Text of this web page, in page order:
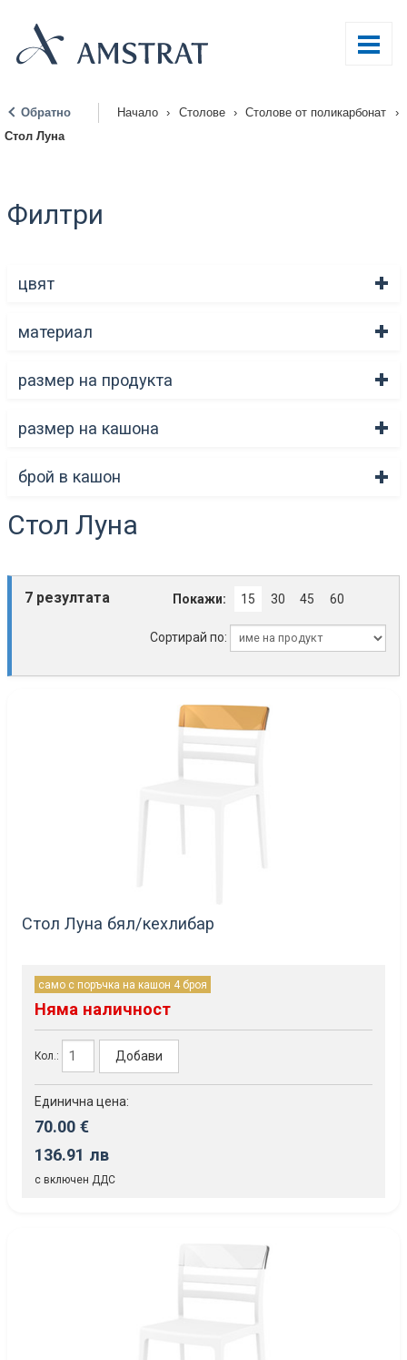
Обратно Начало › Столове › Столове от поликарбонат
›
Стол Луна
Филтри
цвят
материал
размер на продукта
размер на кашона
брой в кашон
Стол Луна
7 резултата Покажи: 15 30 45 60
Сортирай по:
Стол Луна бял/кехлибар
само с поръчка на кашон 4 броя
Няма наличност
Кол.: Добави
Единична цена:
70.00 €
136.91 лв
с включен ДДС